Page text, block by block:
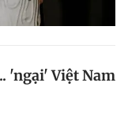
'ngại' Việt Nam